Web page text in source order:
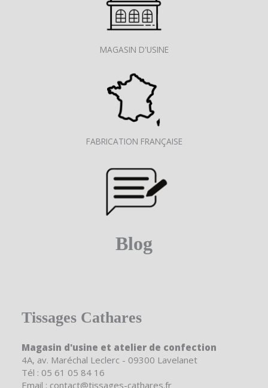
MAGASIN D'USINE
FABRICATION FRANÇAISE
Blog
Tissages Cathares
Magasin d'usine et atelier de confection
4A, av. Maréchal Leclerc - 09300 Lavelanet
Tél : 05 61 05 84 16
Email : contact@tissages-cathares.fr